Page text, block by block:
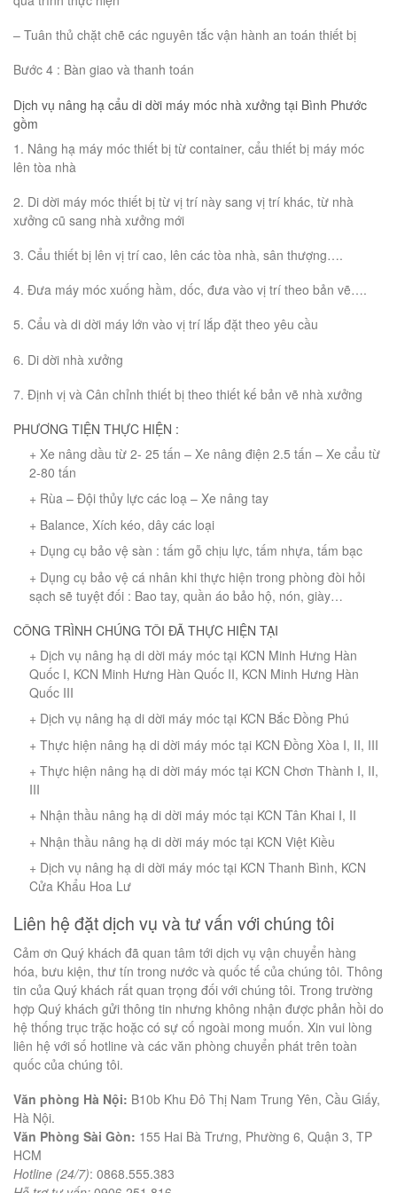
– Tuân thủ chặt chẽ các nguyên tắc vận hành an toán thiết bị
Bước 4 : Bàn giao và thanh toán
Dịch vụ nâng hạ cẩu di dời máy móc nhà xưởng tại Bình Phước
gồm
1. Nâng hạ máy móc thiết bị từ container, cẩu thiết bị máy móc
lên tòa nhà
2. Di dời máy móc thiết bị từ vị trí này sang vị trí khác, từ nhà
xưởng cũ sang nhà xưởng mới
3. Cẩu thiết bị lên vị trí cao, lên các tòa nhà, sân thượng….
4. Đưa máy móc xuống hầm, dốc, đưa vào vị trí theo bản vẽ….
5. Cẩu và di dời máy lớn vào vị trí lắp đặt theo yêu cầu
6. Di dời nhà xưởng
7. Định vị và Cân chỉnh thiết bị theo thiết kế bản vẽ nhà xưởng
PHƯƠNG TIỆN THỰC HIỆN :
+ Xe nâng dầu từ 2- 25 tấn – Xe nâng điện 2.5 tấn – Xe cẩu từ
2-80 tấn
+ Rùa – Đội thủy lực các loạ – Xe nâng tay
+ Balance, Xích kéo, dây các loại
+ Dụng cụ bảo vệ sàn : tấm gỗ chịu lực, tấm nhựa, tấm bạc
+ Dụng cụ bảo vệ cá nhân khi thực hiện trong phòng đòi hỏi
sạch sẽ tuyệt đối : Bao tay, quần áo bảo hộ, nón, giày…
CÔNG TRÌNH CHÚNG TÔI ĐÃ THỰC HIỆN TẠI
+ Dịch vụ nâng hạ di dời máy móc tại KCN Minh Hưng Hàn
Quốc I, KCN Minh Hưng Hàn Quốc II, KCN Minh Hưng Hàn
Quốc III
+ Dịch vụ nâng hạ di dời máy móc tại KCN Bắc Đồng Phú
+ Thực hiện nâng hạ di dời máy móc tại KCN Đồng Xòa I, II, III
+ Thực hiện nâng hạ di dời máy móc tại KCN Chơn Thành I, II,
III
+ Nhận thầu nâng hạ di dời máy móc tại KCN Tân Khai I, II
+ Nhận thầu nâng hạ di dời máy móc tại KCN Việt Kiều
+ Dịch vụ nâng hạ di dời máy móc tại KCN Thanh Bình, KCN
Cửa Khẩu Hoa Lư
Liên hệ đặt dịch vụ và tư vấn với chúng tôi
Cảm ơn Quý khách đã quan tâm tới dịch vụ vận chuyển hàng
hóa, bưu kiện, thư tín trong nước và quốc tế của chúng tôi. Thông
tin của Quý khách rất quan trọng đối với chúng tôi. Trong trường
hợp Quý khách gửi thông tin nhưng không nhận được phản hồi do
hệ thống trục trặc hoặc có sự cố ngoài mong muốn. Xin vui lòng
liên hệ với số hotline và các văn phòng chuyển phát trên toàn
quốc của chúng tôi.
Văn phòng Hà Nội: B10b Khu Đô Thị Nam Trung Yên, Cầu Giấy,
Hà Nội.
Văn Phòng Sài Gòn: 155 Hai Bà Trưng, Phường 6, Quận 3, TP
HCM
Hotline (24/7): 0868.555.383